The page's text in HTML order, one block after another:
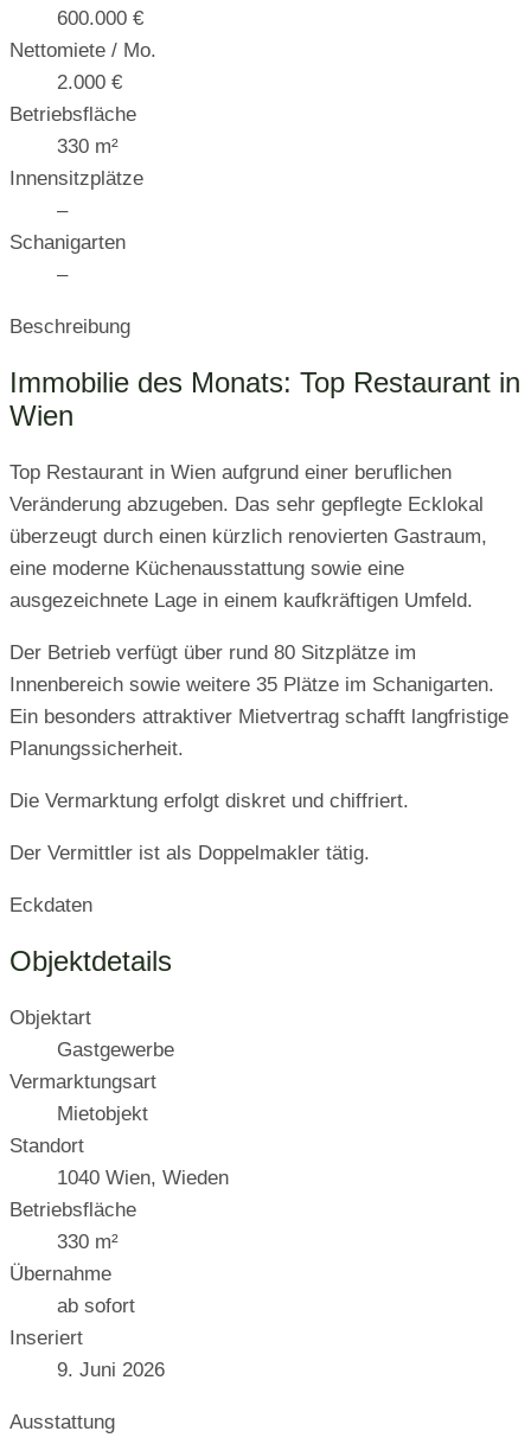
600.000 €
Nettomiete / Mo.
2.000 €
Betriebsfläche
330 m²
Innensitzplätze
–
Schanigarten
–
Beschreibung
Immobilie des Monats: Top Restaurant in
Wien
Top Restaurant in Wien aufgrund einer beruflichen
Veränderung abzugeben. Das sehr gepflegte Ecklokal
überzeugt durch einen kürzlich renovierten Gastraum,
eine moderne Küchenausstattung sowie eine
ausgezeichnete Lage in einem kaufkräftigen Umfeld.
Der Betrieb verfügt über rund 80 Sitzplätze im
Innenbereich sowie weitere 35 Plätze im Schanigarten.
Ein besonders attraktiver Mietvertrag schafft langfristige
Planungssicherheit.
Die Vermarktung erfolgt diskret und chiffriert.
Der Vermittler ist als Doppelmakler tätig.
Eckdaten
Objektdetails
Objektart
Gastgewerbe
Vermarktungsart
Mietobjekt
Standort
1040 Wien, Wieden
Betriebsfläche
330 m²
Übernahme
ab sofort
Inseriert
9. Juni 2026
Ausstattung